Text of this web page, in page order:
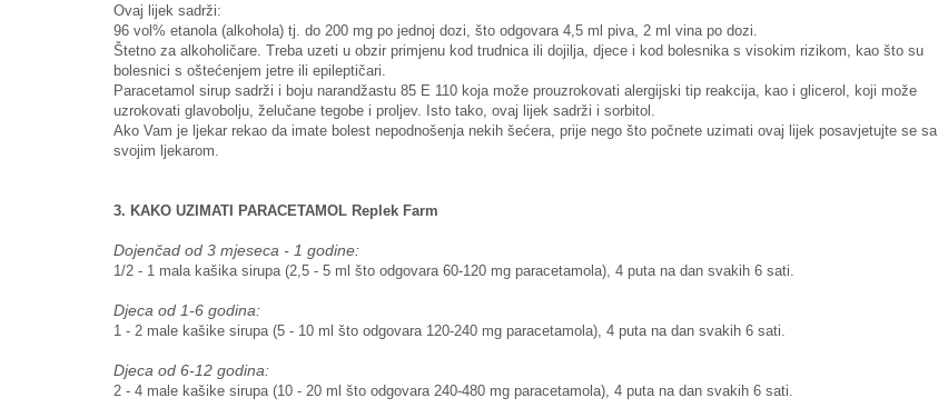
Ovaj lijek sadrži:
96 vol% etanola (alkohola) tj. do 200 mg po jednoj dozi, što odgovara 4,5 ml piva, 2 ml vina po dozi.
Štetno za alkoholičare. Treba uzeti u obzir primjenu kod trudnica ili dojilja, djece i kod bolesnika s visokim rizikom, kao što su
bolesnici s oštećenjem jetre ili epileptičari.
Paracetamol sirup sadrži i boju narandžastu 85 E 110 koja može prouzrokovati alergijski tip reakcija, kao i glicerol, koji može
uzrokovati glavobolju, želučane tegobe i proljev. Isto tako, ovaj lijek sadrži i sorbitol.
Ako Vam je ljekar rekao da imate bolest nepodnošenja nekih šećera, prije nego što počnete uzimati ovaj lijek posavjetujte se sa
svojim ljekarom.
3. KAKO UZIMATI PARACETAMOL Replek Farm
Dojenčad od 3 mjeseca - 1 godine:
1/2 - 1 mala kašika sirupa (2,5 - 5 ml što odgovara 60-120 mg paracetamola), 4 puta na dan svakih 6 sati.
Djeca od 1-6 godina:
1 - 2 male kašike sirupa (5 - 10 ml što odgovara 120-240 mg paracetamola), 4 puta na dan svakih 6 sati.
Djeca od 6-12 godina:
2 - 4 male kašike sirupa (10 - 20 ml što odgovara 240-480 mg paracetamola), 4 puta na dan svakih 6 sati.